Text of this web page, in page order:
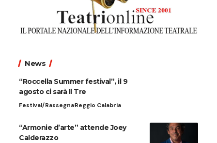
News
“Roccella Summer festival”, il 9
agosto ci sarà Il Tre
Festival/RassegnaReggio Calabria
“Armonie d’arte” attende Joey
Calderazzo